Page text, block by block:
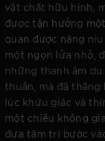
vật chất hữu hình,
được tận hưởng
quan được nâng
một ngọn lửa nhỏ,
những thanh âm
thuần, mà đã
lúc khứu giác và
một chiều không
đưa tâm trí bước